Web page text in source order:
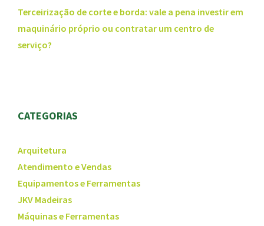
Terceirização de corte e borda: vale a pena investir em
maquinário próprio ou contratar um centro de
serviço?
CATEGORIAS
Arquitetura
Atendimento e Vendas
Equipamentos e Ferramentas
JKV Madeiras
Máquinas e Ferramentas